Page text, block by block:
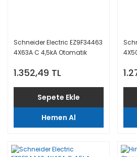
Schneider Electric EZ9F34463
4X63A C 4,5kA Otomatik
1.352,49 TL
Sepete Ekle
Hemen Al